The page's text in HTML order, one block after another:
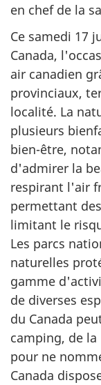
en chef de la
Ce samedi 17
Canada,
air canadien
provinciaux,
localité. La
plusieurs
bien-être,
d'admirer la
respirant l'air
permettant
limitant le
Les parcs
naturelles
gamme
de diverses
du Canada
camping, de la
pour ne
Canada